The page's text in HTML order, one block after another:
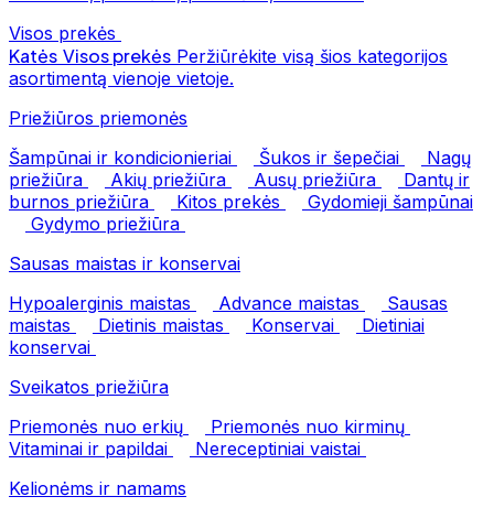
Visos prekės
Katės Visos prekės Peržiūrėkite visą šios kategorijos
asortimentą vienoje vietoje.
Priežiūros priemonės
Šampūnai ir kondicionieriai
Šukos ir šepečiai
Nagų
priežiūra
Akių priežiūra Ausų priežiūra
Dantų ir
burnos priežiūra
Kitos prekės
Gydomieji šampūnai
Gydymo priežiūra
Sausas maistas ir konservai
Hypoalerginis maistas
Advance maistas
Sausas
maistas
Dietinis maistas Konservai
Dietiniai
konservai
Sveikatos priežiūra
Priemonės nuo erkių
Priemonės nuo kirminų
Vitaminai ir papildai
Nereceptiniai vaistai
Kelionėms ir namams